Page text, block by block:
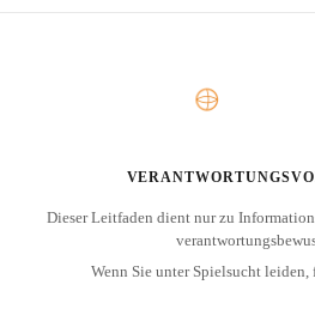
Dieser Leitfaden dient nur zu
Wenn Sie unter Spielsucht